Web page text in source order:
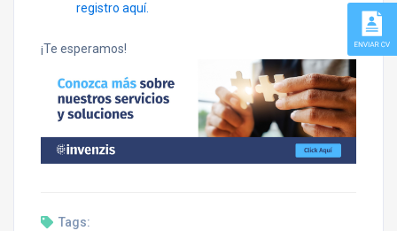
registro aquí.
¡Te esperamos!
Tags: